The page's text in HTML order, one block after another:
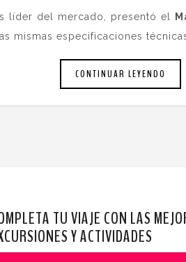
líder del mercado, presentó el
mismas especificaciones
CONTINUAR LEYENDO
TU VIAJE CON LAS
Y ACTIVIDADES